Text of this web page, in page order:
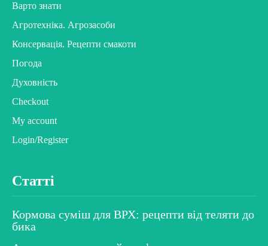
Варто знати
Агротехніка. Агрозасоби
Консервація. Рецепти смакоти
Погода
Духовність
Checkout
My account
Login/Register
Статті
Кормова суміш для ВРХ: рецепти від теляти до
бика